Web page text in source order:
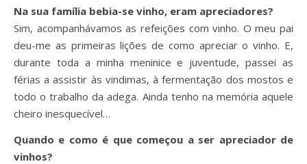
Na sua família bebia-se vinho, eram apreciadores?
Sim, acompanhávamos as refeições com vinho. O meu pai
deu-me as primeiras lições de como apreciar o vinho. E,
durante toda a minha meninice e juventude, passei as
férias a assistir às vindimas, à fermentação dos mostos e
todo o trabalho da adega. Ainda tenho na memória aquele
cheiro inesquecível…
Quando e como é que começou a ser apreciador de
vinhos?